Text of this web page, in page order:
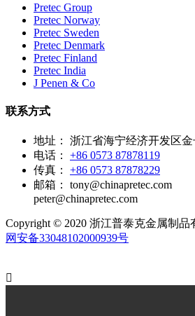
Pretec Group
Pretec Norway
Pretec Sweden
Pretec Denmark
Pretec Finland
Pretec India
J Penen & Co
联系方式
地址：
浙江省海宁经济开发区
电话：
+86 0573 87878119
传真：
+86 0573 87878229
邮箱：
tony@chinapretec.com
peter@chinapretec.com
Copyright © 2020 浙江普泰克金属制
网安备33048102000939号
